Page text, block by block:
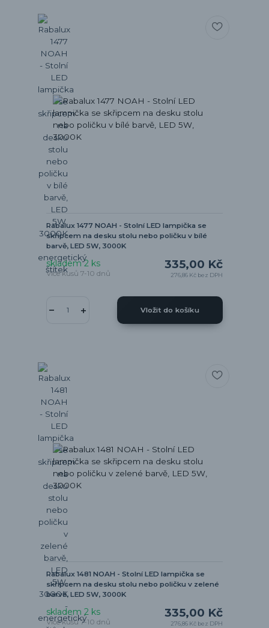
Rabalux 1477 NOAH - Stolní LED lampička se
skřipcem na desku stolu nebo poličku v bílé
barvě, LED 5W, 3000K
335,00 Kč
276,86 Kč bez DPH
skladem 2 ks
Více kusů 7-10 dnů
Vložit do košíku
Rabalux 1481 NOAH - Stolní LED lampička se
skřipcem na desku stolu nebo poličku v zelené
barvě, LED 5W, 3000K
335,00 Kč
276,86 Kč bez DPH
skladem 2 ks
Více kusů 7-10 dnů